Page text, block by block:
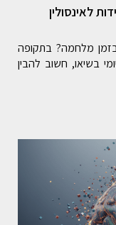
לאינסולין
מלחמה? בתקופה
בשיאו, חשוב להבין